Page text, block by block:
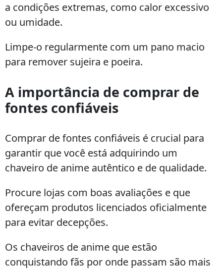
a condições extremas, como calor excessivo
ou umidade.
Limpe-o regularmente com um pano macio
para remover sujeira e poeira.
A importância de comprar de
fontes confiáveis
Comprar de fontes confiáveis é crucial para
garantir que você está adquirindo um
chaveiro de anime autêntico e de qualidade.
Procure lojas com boas avaliações e que
ofereçam produtos licenciados oficialmente
para evitar decepções.
Os chaveiros de anime que estão
conquistando fãs por onde passam são mais